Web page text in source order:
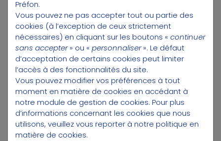
Préfon.
Vous pouvez ne pas accepter tout ou partie des
cookies (à l’exception de ceux strictement
nécessaires) en cliquant sur les boutons « continuer
sans accepter» ou « personnaliser». Le défaut
d’acceptation de certains cookies peut limiter
l’accès à des fonctionnalités du site.
Vous pouvez modifier vos préférences à tout
moment en matière de cookies en accédant à
notre module de gestion de cookies. Pour plus
d’informations concernant les cookies que nous
utilisons, veuillez vous reporter à notre politique en
matière de cookies.